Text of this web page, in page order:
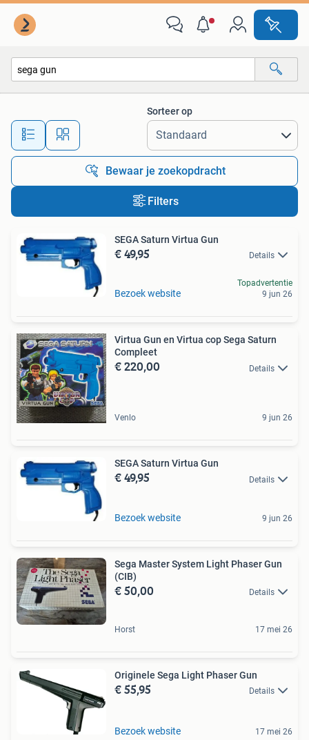
Alle afstanden…
Sorteer op
Bewaar je zoekopdracht
Filters
SEGA Saturn Virtua Gun
€ 49,95 Details
Bezoek website
Topadvertentie
9 jun 26
Virtua Gun en Virtua cop Sega Saturn
Compleet
€ 220,00 Details
Venlo 9 jun 26
SEGA Saturn Virtua Gun
€ 49,95 Details
Bezoek website 9 jun 26
Sega Master System Light Phaser Gun
(CIB)
€ 50,00 Details
Horst 17 mei 26
Originele Sega Light Phaser Gun
€ 55,95 Details
Bezoek website 17 mei 26